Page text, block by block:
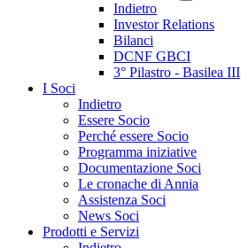
Indietro
Investor Relations
Bilanci
DCNF GBCI
3° Pilastro - Basilea III
I Soci
Indietro
Essere Socio
Perché essere Socio
Programma iniziative
Documentazione Soci
Le cronache di Annia
Assistenza Soci
News Soci
Prodotti e Servizi